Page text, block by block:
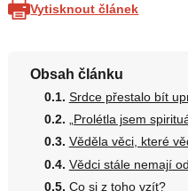
Vytisknout článek
Obsah článku
Srdce přestalo bít
„Prolétla jsem
Věděla věci, které
Vědci stále nemají
Co si z toho vzít?